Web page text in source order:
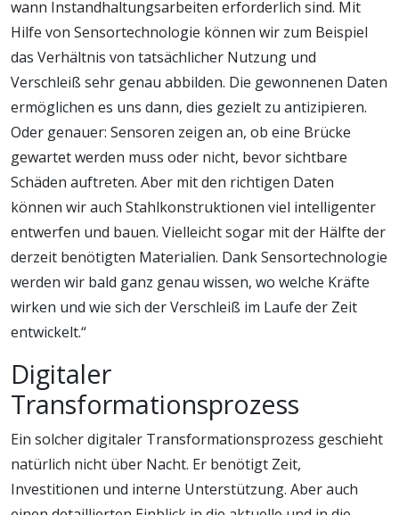
wann Instandhaltungsarbeiten erforderlich sind. Mit
Hilfe von Sensortechnologie können wir zum Beispiel
das Verhältnis von tatsächlicher Nutzung und
Verschleiß sehr genau abbilden. Die gewonnenen Daten
ermöglichen es uns dann, dies gezielt zu antizipieren.
Oder genauer: Sensoren zeigen an, ob eine Brücke
gewartet werden muss oder nicht, bevor sichtbare
Schäden auftreten. Aber mit den richtigen Daten
können wir auch Stahlkonstruktionen viel intelligenter
entwerfen und bauen. Vielleicht sogar mit der Hälfte der
derzeit benötigten Materialien. Dank Sensortechnologie
werden wir bald ganz genau wissen, wo welche Kräfte
wirken und wie sich der Verschleiß im Laufe der Zeit
entwickelt.“
Digitaler
Transformationsprozess
Ein solcher digitaler Transformationsprozess geschieht
natürlich nicht über Nacht. Er benötigt Zeit,
Investitionen und interne Unterstützung. Aber auch